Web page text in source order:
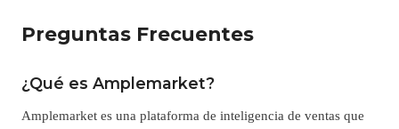
Preguntas Frecuentes
¿Qué es Amplemarket?
Amplemarket es una plataforma de inteligencia de ventas que